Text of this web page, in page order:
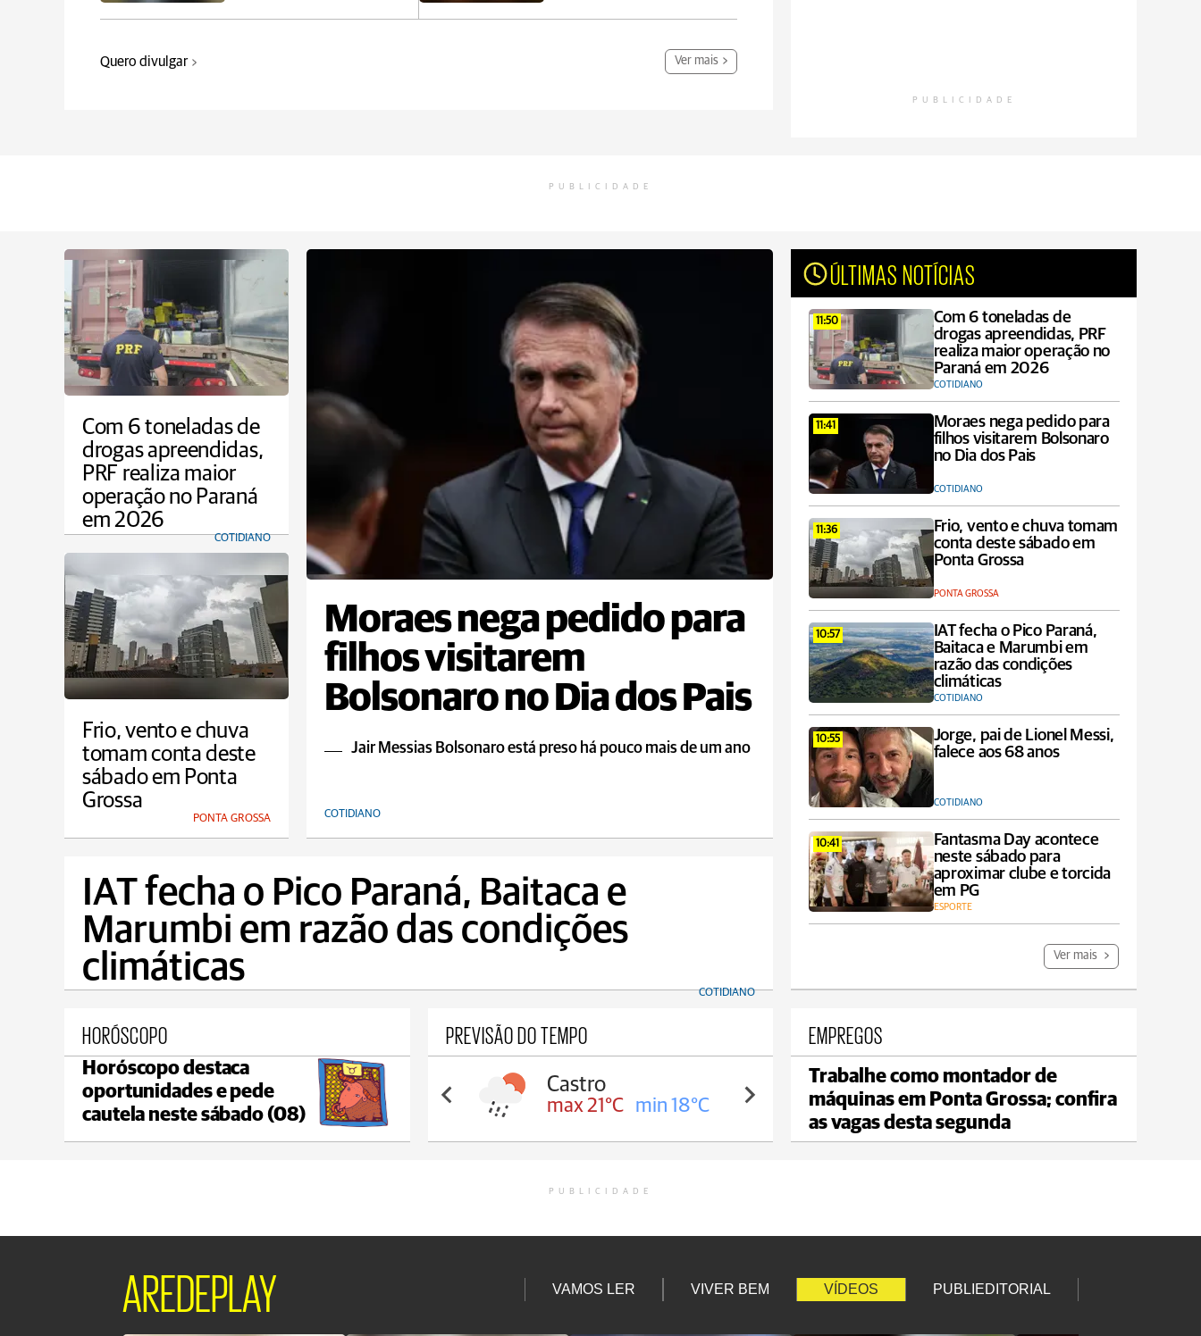
Quero divulgar Ver mais
PUBLICIDADE
PUBLICIDADE
Com 6 toneladas de
drogas apreendidas,
PRF realiza maior
operação no Paraná
em 2026
COTIDIANO
Moraes nega pedido para
filhos visitarem
Bolsonaro no Dia dos Pais
Jair Messias Bolsonaro está preso há pouco mais de um ano
COTIDIANO
ÚLTIMAS NOTÍCIAS
11:50
Com 6 toneladas de
drogas apreendidas, PRF
realiza maior operação no
Paraná em 2026
COTIDIANO
11:41
Moraes nega pedido para
filhos visitarem Bolsonaro
no Dia dos Pais
COTIDIANO
11:36
Frio, vento e chuva tomam
conta deste sábado em
Ponta Grossa
PONTA GROSSA
10:57
IAT fecha o Pico Paraná,
Baitaca e Marumbi em
razão das condições
climáticas
COTIDIANO
10:55
Jorge, pai de Lionel Messi,
falece aos 68 anos
COTIDIANO
10:41
Fantasma Day acontece
neste sábado para
aproximar clube e torcida
em PG
ESPORTE
Ver mais
Frio, vento e chuva
tomam conta deste
sábado em Ponta
Grossa
PONTA GROSSA
IAT fecha o Pico Paraná, Baitaca e
Marumbi em razão das condições
climáticas
COTIDIANO
HORÓSCOPO
Horóscopo destaca
oportunidades e pede
cautela neste sábado (08)
PREVISÃO DO TEMPO
Castro
max 21°C min 18°C
Carambeí
max 20°C min 18°C
Jaguariaíva
max 20°C min 18°C
EMPREGOS
Trabalhe como montador de
máquinas em Ponta Grossa; confira
as vagas desta segunda
PUBLICIDADE
AREDEPLAY VAMOS LER VIVER BEM VÍDEOS PUBLIEDITORIAL